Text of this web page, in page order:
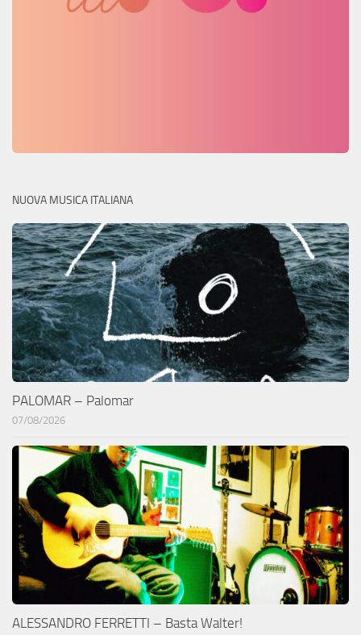
NUOVA MUSICA ITALIANA
PALOMAR – Palomar
07/08/2026
ALESSANDRO FERRETTI – Basta Walter!